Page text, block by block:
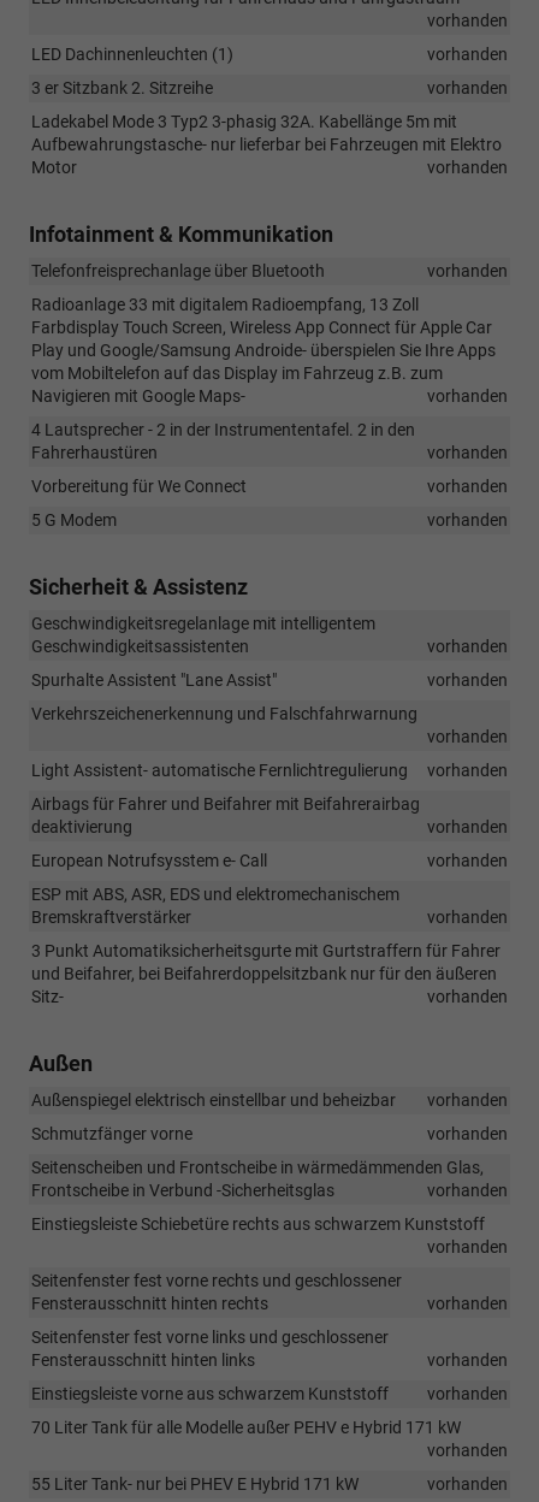
vorhanden
LED Dachinnenleuchten (1)
vorhanden
3 er Sitzbank 2. Sitzreihe
vorhanden
Ladekabel Mode 3 Typ2 3-phasig 32A. Kabellänge 5m mit
Aufbewahrungstasche- nur lieferbar bei Fahrzeugen mit Elektro
Motor
vorhanden
Infotainment & Kommunikation
Telefonfreisprechanlage über Bluetooth
vorhanden
Radioanlage 33 mit digitalem Radioempfang, 13 Zoll
Farbdisplay Touch Screen, Wireless App Connect für Apple Car
Play und Google/Samsung Androide- überspielen Sie Ihre Apps
vom Mobiltelefon auf das Display im Fahrzeug z.B. zum
Navigieren mit Google Maps-
vorhanden
4 Lautsprecher - 2 in der Instrumententafel. 2 in den
Fahrerhaustüren
vorhanden
Vorbereitung für We Connect
vorhanden
5 G Modem
vorhanden
Sicherheit & Assistenz
Geschwindigkeitsregelanlage mit intelligentem
Geschwindigkeitsassistenten
vorhanden
Spurhalte Assistent "Lane Assist"
vorhanden
Verkehrszeichenerkennung und Falschfahrwarnung
vorhanden
Light Assistent- automatische Fernlichtregulierung
vorhanden
Airbags für Fahrer und Beifahrer mit Beifahrerairbag
deaktivierung
vorhanden
European Notrufsysstem e- Call
vorhanden
ESP mit ABS, ASR, EDS und elektromechanischem
Bremskraftverstärker
vorhanden
3 Punkt Automatiksicherheitsgurte mit Gurtstraffern für Fahrer
und Beifahrer, bei Beifahrerdoppelsitzbank nur für den äußeren
Sitz-
vorhanden
Außen
Außenspiegel elektrisch einstellbar und beheizbar
vorhanden
Schmutzfänger vorne
vorhanden
Seitenscheiben und Frontscheibe in wärmedämmenden Glas,
Frontscheibe in Verbund -Sicherheitsglas
vorhanden
Einstiegsleiste Schiebetüre rechts aus schwarzem Kunststoff
vorhanden
Seitenfenster fest vorne rechts und geschlossener
Fensterausschnitt hinten rechts
vorhanden
Seitenfenster fest vorne links und geschlossener
Fensterausschnitt hinten links
vorhanden
Einstiegsleiste vorne aus schwarzem Kunststoff
vorhanden
70 Liter Tank für alle Modelle außer PEHV e Hybrid 171 kW
vorhanden
55 Liter Tank- nur bei PHEV E Hybrid 171 kW
vorhanden